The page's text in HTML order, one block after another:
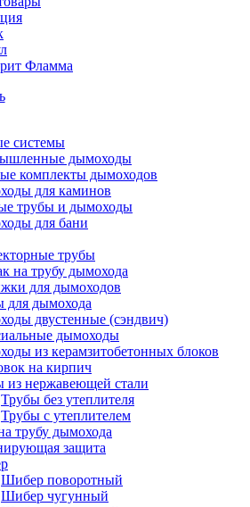
Фламма
системы
дымоходы
комплекты дымоходов
для каминов
трубы и дымоходы
для бани
трубы
на трубу дымохода
для дымоходов
для дымохода
двустенные (сэндвич)
дымоходы
из керамзитобетонных блоков
на кирпич
из нержавеющей стали
Трубы без утеплителя
Трубы с утеплителем
трубу дымохода
защита
Шибер поворотный
Шибер чугунный